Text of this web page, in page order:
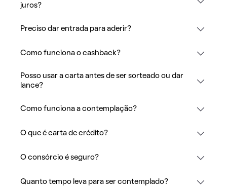
juros?
Preciso dar entrada para aderir?
Como funciona o cashback?
Posso usar a carta antes de ser sorteado ou dar
lance?
Como funciona a contemplação?
O que é carta de crédito?
O consórcio é seguro?
Quanto tempo leva para ser contemplado?